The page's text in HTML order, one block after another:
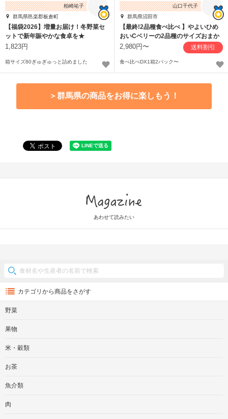
柏崎祐子
群馬県邑楽郡板倉町
【福袋2026】増量お届け！冬野菜セ
ットで新年賑やかな食卓を★
1,823円
箱サイズ80ぎゅぎゅっと詰めました
山口千代子
群馬県沼田市
【最終!2品種食べ比べ 】やよいひめ
おいCベリーの2品種のサイズおまか
せ
2,980円〜 送料割引
食べ比べDX1箱2パック〜
＞群馬県の商品をお得に楽しもう！
あわせて読みたい
カテゴリから商品をさがす
野菜
果物
米・穀類
お茶
魚介類
肉